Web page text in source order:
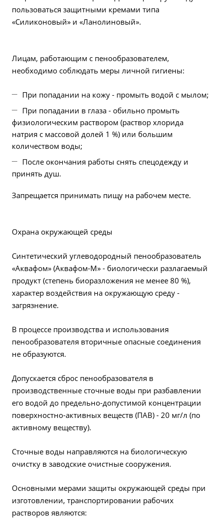
пользоваться защитными кремами типа
«Силиконовый» и «Ланолиновый».
Лицам, работающим с пенообразователем,
необходимо соблюдать меры личной гигиены:
При попадании на кожу - промыть водой с мылом;
При попадании в глаза - обильно промыть
физиологическим раствором (раствор хлорида
натрия с массовой долей 1 %) или большим
количеством воды;
После окончания работы снять спецодежду и
принять душ.
Запрещается принимать пищу на рабочем месте.
Охрана окружающей среды
Синтетический углеводородный пенообразователь
«Аквафом» (Аквафом-М» - биологически разлагаемый
продукт (степень биоразложения не менее 80 %),
характер воздействия на окружающую среду -
загрязнение.
В процессе производства и использования
пенообразователя вторичные опасные соединения
не образуются.
Допускается сброс пенообразователя в
производственные сточные воды при разбавлении
его водой до предельно-допустимой концентрации
поверхностно-активных веществ (ПАВ) - 20 мг/л (по
активному веществу).
Сточные воды направляются на биологическую
очистку в заводские очистные сооружения.
Основными мерами защиты окружающей среды при
изготовлении, транспортировании рабочих
растворов являются: